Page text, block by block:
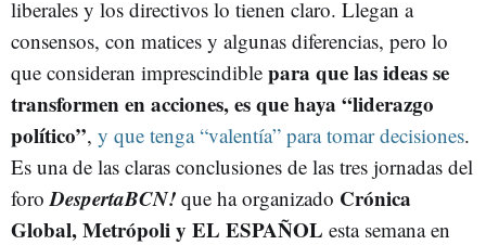
liberales y los directivos lo tienen claro. Llegan a
consensos, con matices y algunas diferencias, pero lo
que consideran imprescindible para que las ideas se
transformen en acciones, es que haya “liderazgo
político”, y que tenga “valentía” para tomar decisiones.
Es una de las claras conclusiones de las tres jornadas del
foroDespertaBCN! que ha organizado Crónica
Global, Metrópoli y EL ESPAÑOL esta semana en